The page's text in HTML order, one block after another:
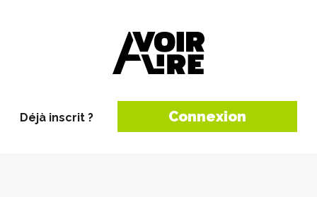
Déjà inscrit ? Connexion